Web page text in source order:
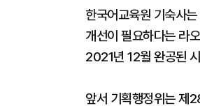
한국어교육원 기숙사
개선이 필요하다는 라
2021년 12월 완공된
앞서 기획행정위는 제